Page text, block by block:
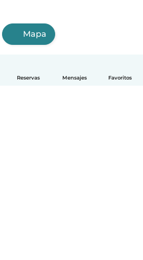
Reservas Mensajes Favoritos
Mapa